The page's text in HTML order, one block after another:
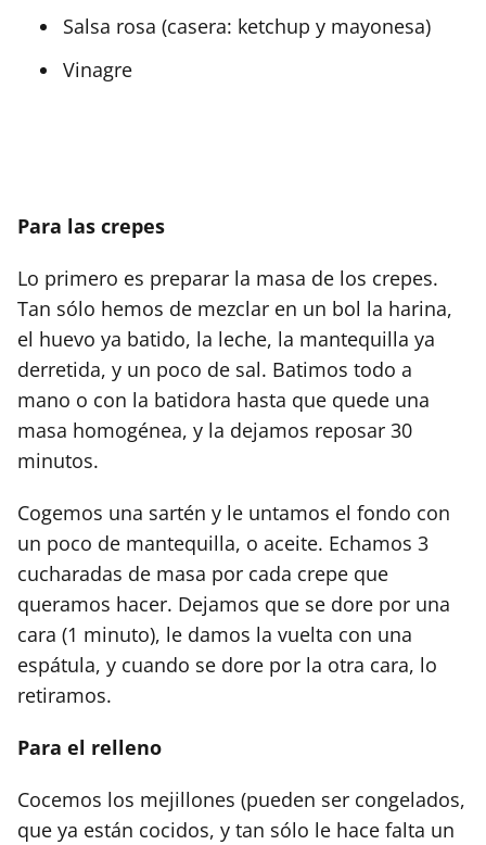
Salsa rosa (casera: ketchup y mayonesa)
Vinagre
Para las crepes
Lo primero es preparar la masa de los crepes.
Tan sólo hemos de mezclar en un bol la harina,
el huevo ya batido, la leche, la mantequilla ya
derretida, y un poco de sal. Batimos todo a
mano o con la batidora hasta que quede una
masa homogénea, y la dejamos reposar 30
minutos.
Cogemos una sartén y le untamos el fondo con
un poco de mantequilla, o aceite. Echamos 3
cucharadas de masa por cada crepe que
queramos hacer. Dejamos que se dore por una
cara (1 minuto), le damos la vuelta con una
espátula, y cuando se dore por la otra cara, lo
retiramos.
Para el relleno
Cocemos los mejillones (pueden ser congelados,
que ya están cocidos, y tan sólo le hace falta un